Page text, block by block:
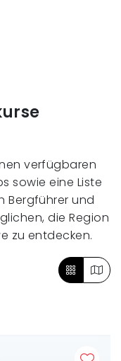
verfügbaren
sowie eine Liste
Bergführer und
die Region
zu entdecken.